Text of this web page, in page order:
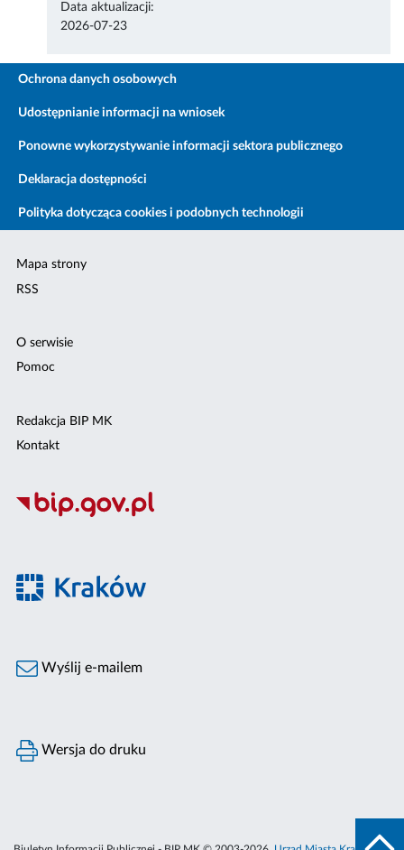
Data aktualizacji:
2026-07-23
Ochrona danych osobowych
Udostępnianie informacji na wniosek
Ponowne wykorzystywanie informacji sektora publicznego
Deklaracja dostępności
Polityka dotycząca cookies i podobnych technologii
Mapa strony
RSS
O serwisie
Pomoc
Redakcja BIP MK
Kontakt
Wyślij e-mailem
Wersja do druku